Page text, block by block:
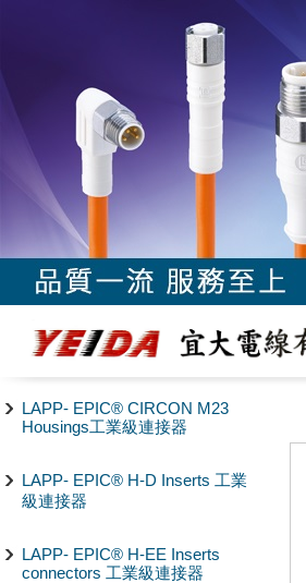
LAPP- EPIC® CIRCON M23
Housings工業級連接器
LAPP- EPIC® H-D Inserts 工業
級連接器
LAPP- EPIC® H-EE Inserts
connectors 工業級連接器